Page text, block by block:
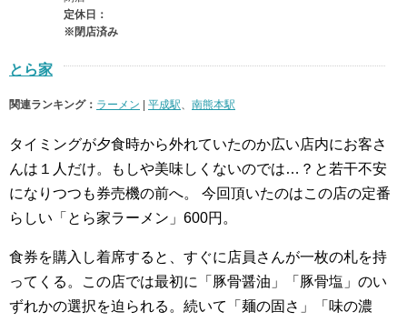
とら家
関連ランキング： ラーメン 平成駅、 南熊本駅
タイミングが夕食時から外れていたのか広い店内にお客さ
んは１人だけ。もしや美味しくないのでは…？と若干不安
になりつつも券売機の前へ。 今回頂いたのはこの店の定番
らしい「とら家ラーメン」600円。
食券を購入し着席すると、すぐに店員さんが一枚の札を持
ってくる。この店では最初に「豚骨醤油」「豚骨塩」のい
ずれかの選択を迫られる。続いて「麺の固さ」「味の濃